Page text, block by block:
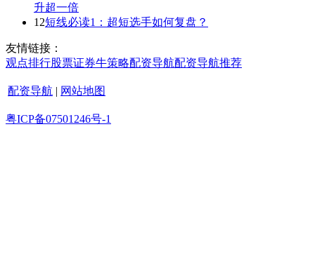
升超一倍
12短线必读1：超短选手如何复盘？
友情链接：
观点排行股票证券牛策略配资导航配资导航推荐
配资导航 | 网站地图
粤ICP备07501246号-1